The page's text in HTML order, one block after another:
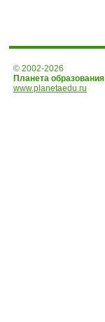
© 2002-2026
Планета образования
www.planetaedu.ru